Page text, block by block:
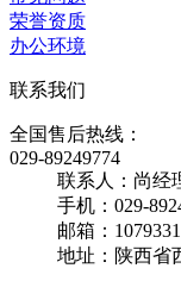
荣誉资质
办公环境
联系我们
全国售后热线：
029-89249774
联系人：尚经
手机：029-
邮箱：
地址：陕西省